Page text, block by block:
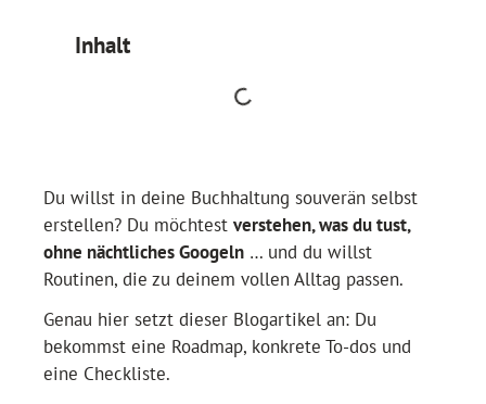
Inhalt
Du willst in deine Buchhaltung souverän selbst
erstellen? Du möchtest verstehen, was du tust,
ohne nächtliches Googeln … und du willst
Routinen, die zu deinem vollen Alltag passen.
Genau hier setzt dieser Blogartikel an: Du
bekommst eine Roadmap, konkrete To-dos und
eine Checkliste.